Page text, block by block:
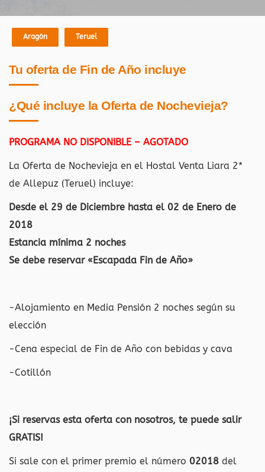
Aragón Teruel
Tu oferta de Fin de Año incluye
¿Qué incluye la Oferta de Nochevieja?
PROGRAMA NO DISPONIBLE – AGOTADO
La Oferta de Nochevieja en el Hostal Venta Liara 2*
de Allepuz (Teruel) incluye:
Desde el 29 de Diciembre hasta el 02 de Enero de
2018
Estancia mínima 2 noches
Se debe reservar «Escapada Fin de Año»
-Alojamiento en Media Pensión 2 noches según su
elección
-Cena especial de Fin de Año con bebidas y cava
-Cotillón
¡Si reservas esta oferta con nosotros, te puede salir
GRATIS!
Si sale con el primer premio el número 02018 del